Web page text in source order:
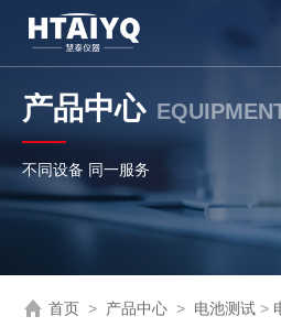
产品中心
不同设备 同一服务
首页 > 产品中心 > 电池测试 >